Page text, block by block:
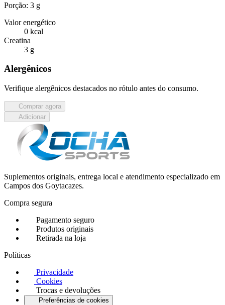
Porção: 3 g
Valor energético
0 kcal
Creatina
3 g
Alergênicos
Verifique alergênicos destacados no rótulo antes do consumo.
Comprar agora
Adicionar
Suplementos originais, entrega local e atendimento especializado em
Campos dos Goytacazes.
Compra segura
Pagamento seguro
Produtos originais
Retirada na loja
Políticas
Privacidade
Cookies
Trocas e devoluções
Preferências de cookies